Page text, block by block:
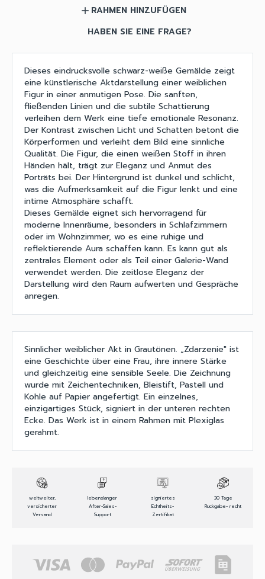
add RAHMEN HINZUFÜGEN
HABEN SIE EINE FRAGE?
Dieses eindrucksvolle schwarz-weiße Gemälde zeigt
eine künstlerische Aktdarstellung einer weiblichen
Figur in einer anmutigen Pose. Die sanften,
fließenden Linien und die subtile Schattierung
verleihen dem Werk eine tiefe emotionale Resonanz.
Der Kontrast zwischen Licht und Schatten betont die
Körperformen und verleiht dem Bild eine sinnliche
Qualität. Die Figur, die einen weißen Stoff in ihren
Händen hält, trägt zur Eleganz und Anmut des
Porträts bei. Der Hintergrund ist dunkel und schlicht,
was die Aufmerksamkeit auf die Figur lenkt und eine
intime Atmosphäre schafft.
Dieses Gemälde eignet sich hervorragend für
moderne Innenräume, besonders in Schlafzimmern
oder im Wohnzimmer, wo es eine ruhige und
reflektierende Aura schaffen kann. Es kann gut als
zentrales Element oder als Teil einer Galerie-Wand
verwendet werden. Die zeitlose Eleganz der
Darstellung wird den Raum aufwerten und Gespräche
anregen.
Sinnlicher weiblicher Akt in Grautönen. „Zdarzenie" ist
eine Geschichte über eine Frau, ihre innere Stärke
und gleichzeitig eine sensible Seele. Die Zeichnung
wurde mit Zeichentechniken, Bleistift, Pastell und
Kohle auf Papier angefertigt. Ein einzelnes,
einzigartiges Stück, signiert in der unteren rechten
Ecke. Das Werk ist in einem Rahmen mit Plexiglas
gerahmt.
weltweiter,
versicherter
Versand
lebenslanger
After-Sales-
Support
signiertes
Echtheits-
Zertifikat
30 Tage
Rückgabe- recht